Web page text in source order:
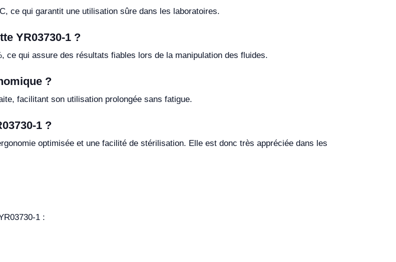
ce qui garantit une utilisation sûre dans les laboratoires.
YR03730-1 ?
ce qui assure des résultats fiables lors de la manipulation des fluides.
?
facilitant son utilisation prolongée sans fatigue.
1 ?
optimisée et une facilité de stérilisation. Elle est donc très appréciée dans les
1 :